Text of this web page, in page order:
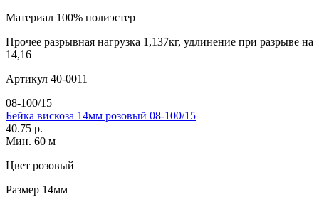
Материал 100% полиэстер
Прочее разрывная нагрузка 1,137кг, удлинение при разрыве на
14,16
Артикул 40-0011
08-100/15
Бейка вискоза 14мм розовый 08-100/15
40.75 р.
Мин. 60 м
Цвет розовый
Размер 14мм